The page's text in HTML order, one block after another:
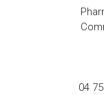
04